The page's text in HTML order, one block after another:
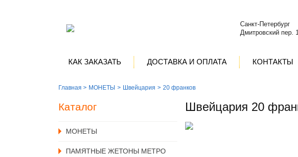
Санкт-Петербург
Дмитровский пер.
КАК ЗАКАЗАТЬ ДОСТАВКА И ОПЛАТА КОНТАКТЫ
Главная > MОНЕТЫ Швейцария 20 франков
Каталог
MОНЕТЫ
ПАМЯТНЫЕ ЖЕТОНЫ МЕТРО
Швейцария 20